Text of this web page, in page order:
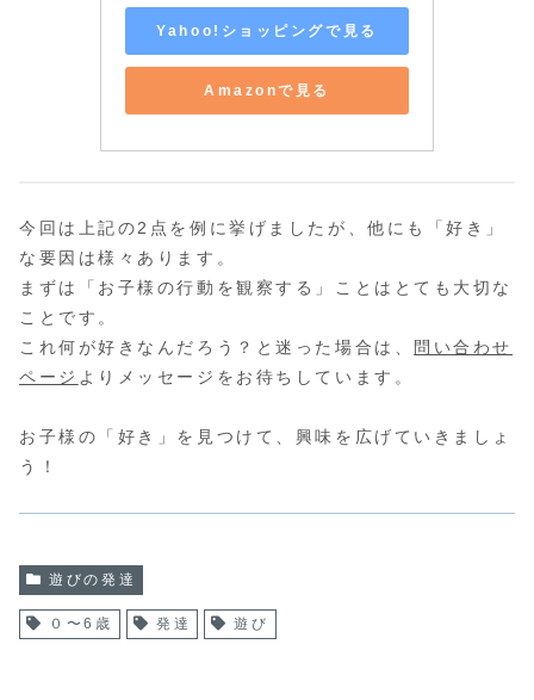
Yahoo!ショッピングで見る
Amazonで見る
今回は上記の2点を例に挙げましたが、他にも「好き」
な要因は様々あります。
まずは「お子様の行動を観察する」ことはとても大切な
ことです。
これ何が好きなんだろう？と迷った場合は、
問い合わせ
ページ よりメッセージをお待ちしています。
お子様の「好き」を見つけて、興味を広げていきましょ
う！
遊びの発達
０〜6歳 発達 遊び